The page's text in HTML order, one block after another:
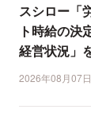
スシロー「
ト時給の決
経営状況」
2026年08月07